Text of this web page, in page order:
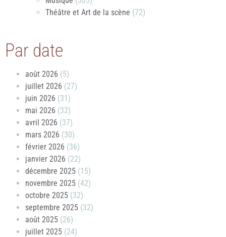
Théâtre et Art de la scène (72)
Par date
août 2026 (5)
juillet 2026 (27)
juin 2026 (31)
mai 2026 (32)
avril 2026 (37)
mars 2026 (30)
février 2026 (36)
janvier 2026 (22)
décembre 2025 (15)
novembre 2025 (42)
octobre 2025 (32)
septembre 2025 (32)
août 2025 (26)
juillet 2025 (24)